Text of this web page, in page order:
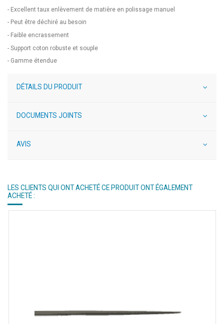
- Excellent taux enlèvement de matière en polissage manuel
- Peut être déchiré au besoin
- Faible encrassement
- Support coton robuste et souple
- Gamme étendue
DÉTAILS DU PRODUIT
DOCUMENTS JOINTS
AVIS
LES CLIENTS QUI ONT ACHETÉ CE PRODUIT ONT ÉGALEMENT
ACHETÉ :